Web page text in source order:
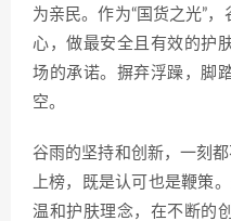
为亲民。作为“国货之光”
心，做最安全且有效的护
场的承诺。摒弃浮躁，脚
空。
谷雨的坚持和创新，一刻
上榜，既是认可也是鞭策
温和护肤理念，在不断的